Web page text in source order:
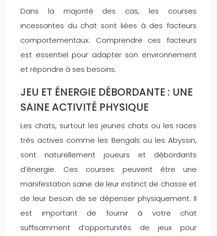
Dans la majorité des cas, les courses
incessantes du chat sont liées à des facteurs
comportementaux. Comprendre ces facteurs
est essentiel pour adapter son environnement
et répondre à ses besoins.
JEU ET ÉNERGIE DÉBORDANTE : UNE
SAINE ACTIVITÉ PHYSIQUE
Les chats, surtout les jeunes chats ou les races
très actives comme les Bengals ou les Abyssin,
sont naturellement joueurs et débordants
d’énergie. Ces courses peuvent être une
manifestation saine de leur instinct de chasse et
de leur besoin de se dépenser physiquement. Il
est important de fournir à votre chat
suffisamment d’opportunités de jeux pour